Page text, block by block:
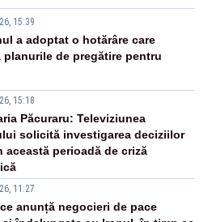
15:39
a adoptat o hotărâre care
planurile de pregătire pentru
15:18
Păcuraru: Televiziunea
solicită investigarea deciziilor
această perioadă de criză
11:27
anunță negocieri de pace